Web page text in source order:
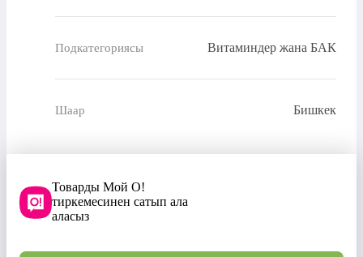
Подкатегориясы Витаминдер жана БАК
Шаар Бишкек
Товарды Мой О!
тиркемесинен сатып ала
аласыз